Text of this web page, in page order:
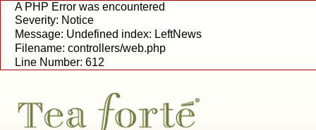
A PHP Error was encountered
Severity: Notice
Message: Undefined index: LeftNews
Filename: controllers/web.php
Line Number: 612